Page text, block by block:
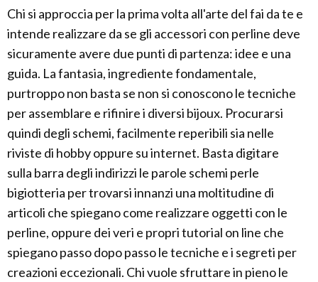
Chi si approccia per la prima volta all'arte del fai da te e
intende realizzare da se gli accessori con perline deve
sicuramente avere due punti di partenza: idee e una
guida. La fantasia, ingrediente fondamentale,
purtroppo non basta se non si conoscono le tecniche
per assemblare e rifinire i diversi bijoux. Procurarsi
quindi degli schemi, facilmente reperibili sia nelle
riviste di hobby oppure su internet. Basta digitare
sulla barra degli indirizzi le parole schemi perle
bigiotteria per trovarsi innanzi una moltitudine di
articoli che spiegano come realizzare oggetti con le
perline, oppure dei veri e propri tutorial on line che
spiegano passo dopo passo le tecniche e i segreti per
creazioni eccezionali. Chi vuole sfruttare in pieno le